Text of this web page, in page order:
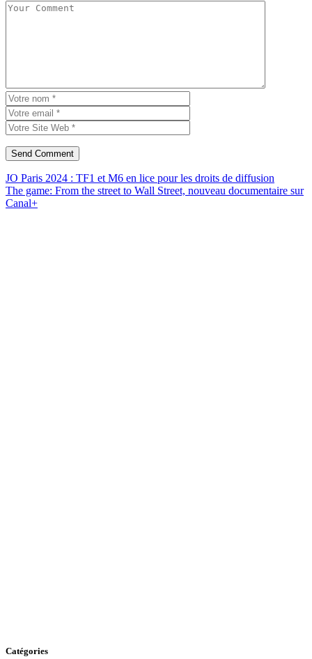
JO Paris 2024 : TF1 et M6 en lice pour les droits de diffusion
The game: From the street to Wall Street, nouveau documentaire sur
Canal+
Catégories